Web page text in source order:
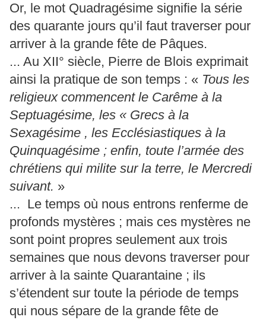
Or, le mot Quadragésime signifie la série
des quarante jours qu’il faut traverser pour
arriver à la grande fête de Pâques.
... Au XII° siècle, Pierre de Blois exprimait
ainsi la pratique de son temps : « Tous les
religieux commencent le Carême à la
Septuagésime, les « Grecs à la
Sexagésime , les Ecclésiastiques à la
Quinquagésime ; enfin, toute l’armée des
chrétiens qui milite sur la terre, le Mercredi
suivant. »
... Le temps où nous entrons renferme de
profonds mystères ; mais ces mystères ne
sont point propres seulement aux trois
semaines que nous devons traverser pour
arriver à la sainte Quarantaine ; ils
s’étendent sur toute la période de temps
qui nous sépare de la grande fête de